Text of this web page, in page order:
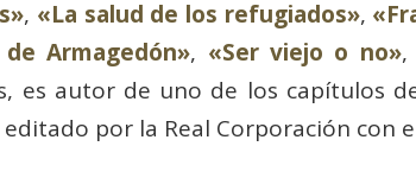
, «La salud de los refugiados»,
Armagedón», «Ser viejo o no»,
es autor de uno de los capítulos
editado por la Real Corporación con